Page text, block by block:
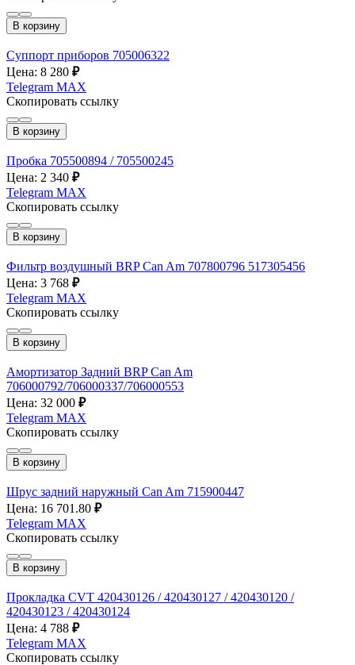
В корзину
Суппорт приборов 705006322
Цена: 8 280 ₽
Telegram MAX
Скопировать ссылку
В корзину
Пробка 705500894 / 705500245
Цена: 2 340 ₽
Telegram MAX
Скопировать ссылку
В корзину
Фильтр воздушный BRP Can Am 707800796 517305456
Цена: 3 768 ₽
Telegram MAX
Скопировать ссылку
В корзину
Амортизатор Задний BRP Can Am
706000792/706000337/706000553
Цена: 32 000 ₽
Telegram MAX
Скопировать ссылку
В корзину
Шрус задний наружный Can Am 715900447
Цена: 16 701.80 ₽
Telegram MAX
Скопировать ссылку
В корзину
Прокладка CVT 420430126 / 420430127 / 420430120 /
420430123 / 420430124
Цена: 4 788 ₽
Telegram MAX
Скопировать ссылку